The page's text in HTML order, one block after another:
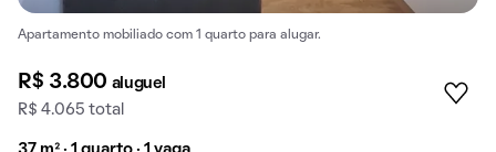
Apartamento mobiliado com 1 quarto para alugar.
R$ 3.800 aluguel
R$ 4.065 total